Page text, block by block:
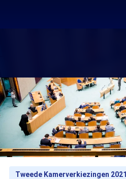
Tweede Kamerverkiezingen 2021